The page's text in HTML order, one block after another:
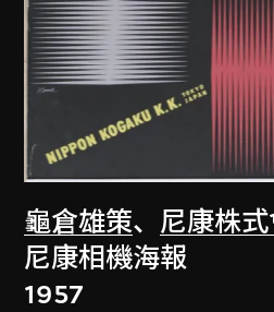
龜倉雄策、 尼康株
尼康相機海報
1957